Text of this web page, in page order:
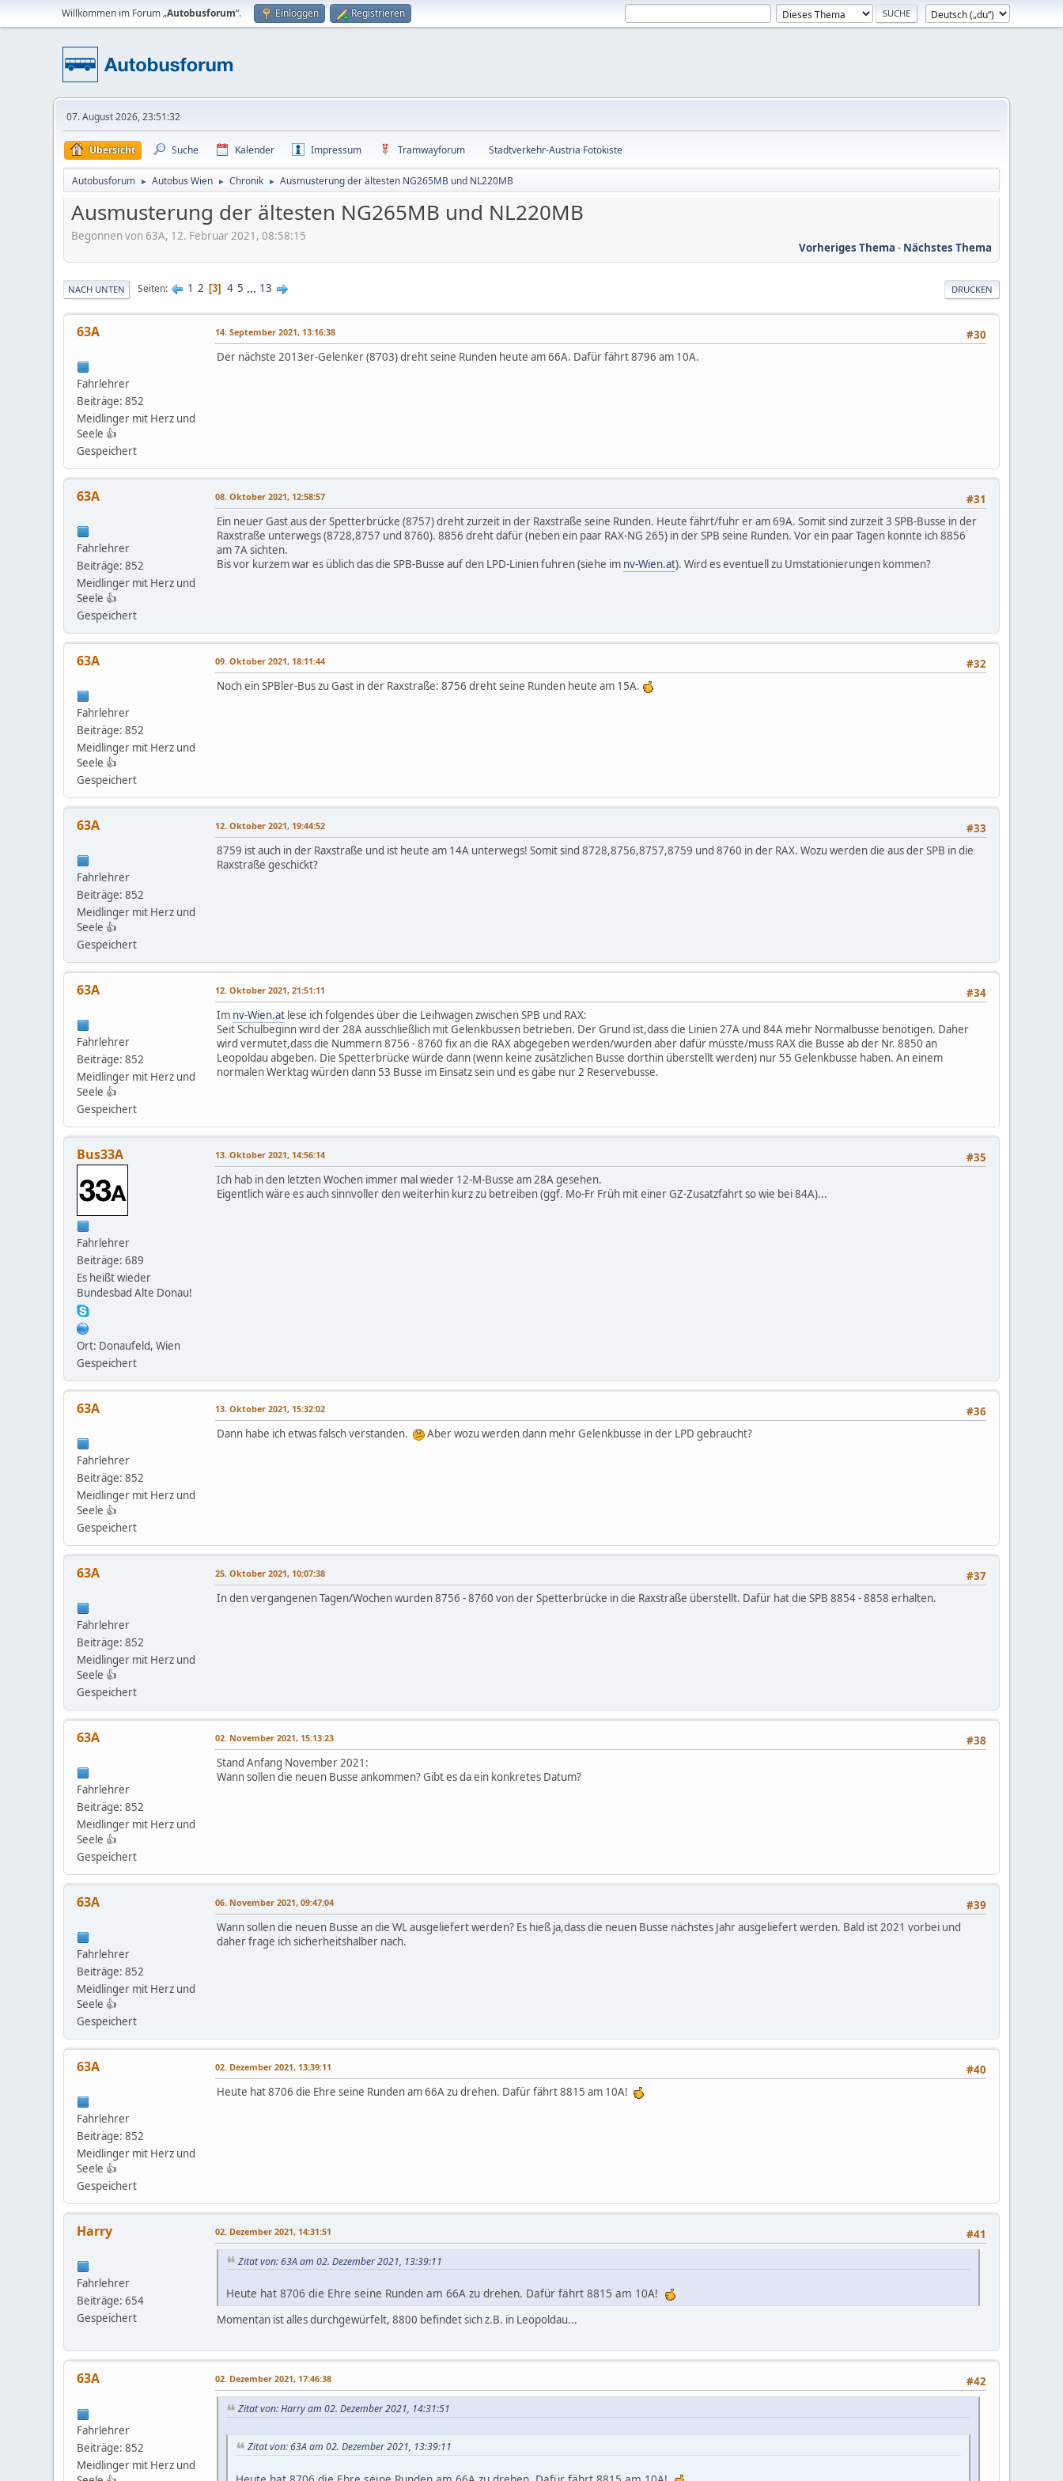
Willkommen im Forum „Autobusforum“. Einloggen Registrieren
07. August 2026, 23:51:32
Übersicht Suche Kalender Impressum Tramwayforum Stadtverkehr-Austria Fotokiste
Autobusforum ► Autobus Wien ► Chronik ► Ausmusterung der ältesten NG265MB und NL220MB
Ausmusterung der ältesten NG265MB und NL220MB
Begonnen von 63A, 12. Februar 2021, 08:58:15
Vorheriges Thema - Nächstes Thema
DRUCKEN
NACH UNTEN Seiten 1 2 3 4 5 ... 13
63A
Fahrlehrer
Beiträge: 852
Meidlinger mit Herz und
Seele 👍
Gespeichert
#30
14. September 2021, 13:16:38
Der nächste 2013er-Gelenker (8703) dreht seine Runden heute am 66A. Dafür fährt 8796 am 10A.
63A
Fahrlehrer
Beiträge: 852
Meidlinger mit Herz und
Seele 👍
Gespeichert
#31
08. Oktober 2021, 12:58:57
Ein neuer Gast aus der Spetterbrücke (8757) dreht zurzeit in der Raxstraße seine Runden. Heute fährt/fuhr er am 69A. Somit sind zurzeit 3 SPB-Busse in der
Raxstraße unterwegs (8728,8757 und 8760). 8856 dreht dafür (neben ein paar RAX-NG 265) in der SPB seine Runden. Vor ein paar Tagen konnte ich 8856
am 7A sichten.
Bis vor kurzem war es üblich das die SPB-Busse auf den LPD-Linien fuhren (siehe im nv-Wien.at). Wird es eventuell zu Umstationierungen kommen?
63A
Fahrlehrer
Beiträge: 852
Meidlinger mit Herz und
Seele 👍
Gespeichert
#32
09. Oktober 2021, 18:11:44
Noch ein SPBler-Bus zu Gast in der Raxstraße: 8756 dreht seine Runden heute am 15A.
63A
Fahrlehrer
Beiträge: 852
Meidlinger mit Herz und
Seele 👍
Gespeichert
#33
12. Oktober 2021, 19:44:52
8759 ist auch in der Raxstraße und ist heute am 14A unterwegs! Somit sind 8728,8756,8757,8759 und 8760 in der RAX. Wozu werden die aus der SPB in die
Raxstraße geschickt?
63A
Fahrlehrer
Beiträge: 852
Meidlinger mit Herz und
Seele 👍
Gespeichert
#34
12. Oktober 2021, 21:51:11
Im nv-Wien.at lese ich folgendes über die Leihwagen zwischen SPB und RAX:
Seit Schulbeginn wird der 28A ausschließlich mit Gelenkbussen betrieben. Der Grund ist,dass die Linien 27A und 84A mehr Normalbusse benötigen. Daher
wird vermutet,dass die Nummern 8756 - 8760 fix an die RAX abgegeben werden/wurden aber dafür müsste/muss RAX die Busse ab der Nr. 8850 an
Leopoldau abgeben. Die Spetterbrücke würde dann (wenn keine zusätzlichen Busse dorthin überstellt werden) nur 55 Gelenkbusse haben. An einem
normalen Werktag würden dann 53 Busse im Einsatz sein und es gäbe nur 2 Reservebusse.
Bus33A
Fahrlehrer
Beiträge: 689
Es heißt wieder
Bundesbad Alte Donau!
Ort: Donaufeld, Wien
Gespeichert
#35
13. Oktober 2021, 14:56:14
Ich hab in den letzten Wochen immer mal wieder 12-M-Busse am 28A gesehen.
Eigentlich wäre es auch sinnvoller den weiterhin kurz zu betreiben (ggf. Mo-Fr Früh mit einer GZ-Zusatzfahrt so wie bei 84A)...
63A
Fahrlehrer
Beiträge: 852
Meidlinger mit Herz und
Seele 👍
Gespeichert
#36
13. Oktober 2021, 15:32:02
Dann habe ich etwas falsch verstanden. Aber wozu werden dann mehr Gelenkbusse in der LPD gebraucht?
63A
Fahrlehrer
Beiträge: 852
Meidlinger mit Herz und
Seele 👍
Gespeichert
#37
25. Oktober 2021, 10:07:38
In den vergangenen Tagen/Wochen wurden 8756 - 8760 von der Spetterbrücke in die Raxstraße überstellt. Dafür hat die SPB 8854 - 8858 erhalten.
63A
Fahrlehrer
Beiträge: 852
Meidlinger mit Herz und
Seele 👍
Gespeichert
#38
02. November 2021, 15:13:23
Stand Anfang November 2021:
Wann sollen die neuen Busse ankommen? Gibt es da ein konkretes Datum?
63A
Fahrlehrer
Beiträge: 852
Meidlinger mit Herz und
Seele 👍
Gespeichert
#39
06. November 2021, 09:47:04
Wann sollen die neuen Busse an die WL ausgeliefert werden? Es hieß ja,dass die neuen Busse nächstes Jahr ausgeliefert werden. Bald ist 2021 vorbei und
daher frage ich sicherheitshalber nach.
63A
Fahrlehrer
Beiträge: 852
Meidlinger mit Herz und
Seele 👍
Gespeichert
#40
02. Dezember 2021, 13:39:11
Heute hat 8706 die Ehre seine Runden am 66A zu drehen. Dafür fährt 8815 am 10A!
Harry
Fahrlehrer
Beiträge: 654
Gespeichert
#41
02. Dezember 2021, 14:31:51
Zitat von: 63A am 02. Dezember 2021, 13:39:11
Heute hat 8706 die Ehre seine Runden am 66A zu drehen. Dafür fährt 8815 am 10A!
Momentan ist alles durchgewürfelt, 8800 befindet sich z.B. in Leopoldau...
63A
Fahrlehrer
Beiträge: 852
Meidlinger mit Herz und
#42
02. Dezember 2021, 17:46:38
Zitat von: Harry am 02. Dezember 2021, 14:31:51
Zitat von: 63A am 02. Dezember 2021, 13:39:11